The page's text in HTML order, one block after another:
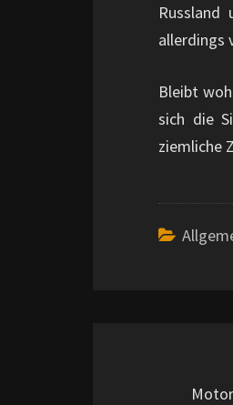
allerdings
Bleibt
sich die
ziemliche